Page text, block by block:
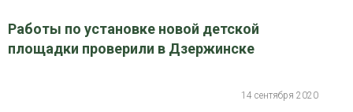
Работы по установке новой детской
площадки проверили в Дзержинске
14 сентября 2020